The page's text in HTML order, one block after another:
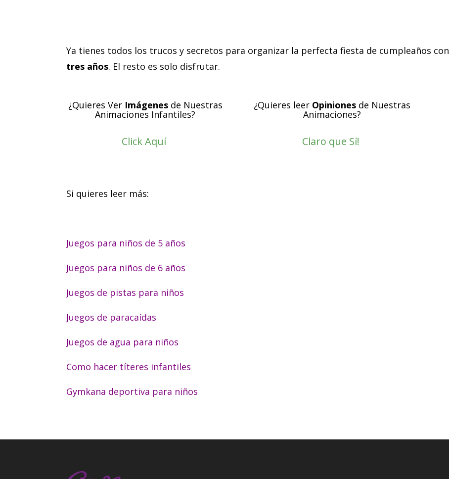
Ya tienes todos los trucos y secretos para organizar la perfecta fiesta de cumpleaños con
tres años. El resto es solo disfrutar.
¿Quieres Ver Imágenesde Nuestras
Animaciones Infantiles?
Click Aquí
¿Quieres leer Opiniones de Nuestras
Animaciones?
Claro que Sí!
Si quieres leer más:
Juegos para niños de 5 años
Juegos para niños de 6 años
Juegos de pistas para niños
Juegos de paracaídas
Juegos de agua para niños
Como hacer títeres infantiles
Gymkana deportiva para niños